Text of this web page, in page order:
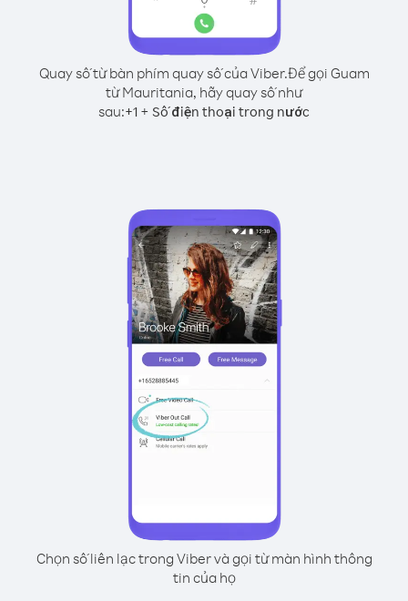
Quay số từ bàn phím quay số của Viber.Để gọi Guam
từ Mauritania, hãy quay số như
sau:+1 + Số điện thoại trong nước
Chọn số liên lạc trong Viber và gọi từ màn hình thông
tin của họ